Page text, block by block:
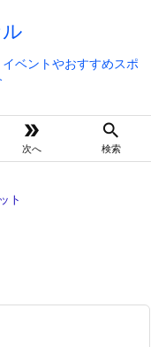
ベントやおすすめスポ

次へ

検索
ト